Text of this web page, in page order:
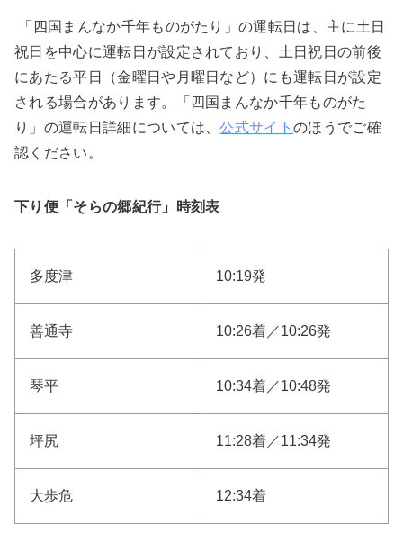
「四国まんなか千年ものがたり」の運転日は、主に土日
祝日を中心に運転日が設定されており、土日祝日の前後
にあたる平日（金曜日や月曜日など）にも運転日が設定
される場合があります。「四国まんなか千年ものがた
り」の運転日詳細については、公式サイトのほうでご確
認ください。
下り便「そらの郷紀行」時刻表
多度津 10:19発
善通寺 10:26着／10:26発
琴平 10:34着／10:48発
坪尻 11:28着／11:34発
大歩危 12:34着